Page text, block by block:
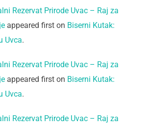
Rezervat Prirode Uvac – Raj za
appeared first on Biserni Kutak:
Uvca.
Rezervat Prirode Uvac – Raj za
appeared first on Biserni Kutak:
Uvca.
Rezervat Prirode Uvac – Raj za